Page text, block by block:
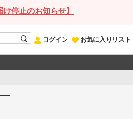
停止のお知らせ】
ログイン お気に入りリスト